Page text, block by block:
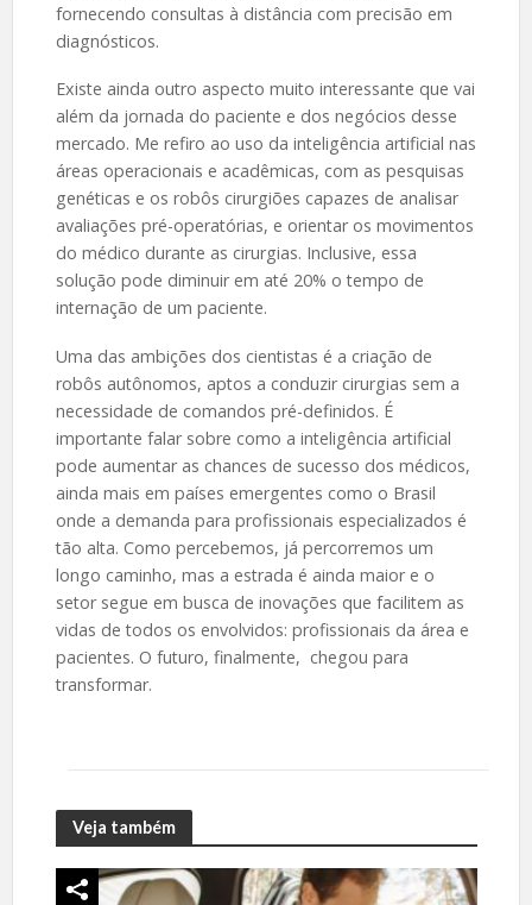
fornecendo consultas à distância com precisão em
diagnósticos.
Existe ainda outro aspecto muito interessante que vai
além da jornada do paciente e dos negócios desse
mercado. Me refiro ao uso da inteligência artificial nas
áreas operacionais e acadêmicas, com as pesquisas
genéticas e os robôs cirurgiões capazes de analisar
avaliações pré-operatórias, e orientar os movimentos
do médico durante as cirurgias. Inclusive, essa
solução pode diminuir em até 20% o tempo de
internação de um paciente.
Uma das ambições dos cientistas é a criação de
robôs autônomos, aptos a conduzir cirurgias sem a
necessidade de comandos pré-definidos. É
importante falar sobre como a inteligência artificial
pode aumentar as chances de sucesso dos médicos,
ainda mais em países emergentes como o Brasil
onde a demanda para profissionais especializados é
tão alta. Como percebemos, já percorremos um
longo caminho, mas a estrada é ainda maior e o
setor segue em busca de inovações que facilitem as
vidas de todos os envolvidos: profissionais da área e
pacientes. O futuro, finalmente, chegou para
transformar.
Veja também